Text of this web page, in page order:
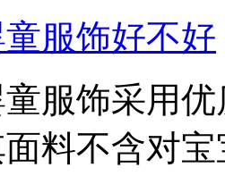
服饰好不好
服饰采用
料不含对